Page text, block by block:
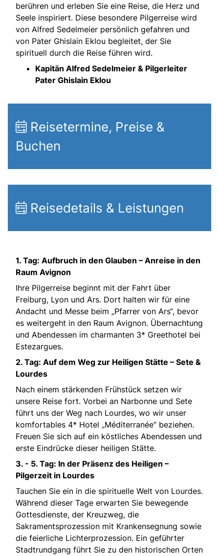
berühren und erleben Sie eine Reise, die Herz und
Seele inspiriert. Diese besondere Pilgerreise wird
von Alfred Sedelmeier persönlich gefahren und
von Pater Ghislain Eklou begleitet, der Sie
spirituell durch die Reise führen wird.
Kapitän Alfred Sedelmeier & Pilgerleiter
Pater Ghislain Eklou
Reisetermine, Preise &
Buchen
Reisedetails & Leistungen
1. Tag: Aufbruch in den Glauben – Anreise in den
Raum Avignon
Ihre Pilgerreise beginnt mit der Fahrt über
Freiburg, Lyon und Ars. Dort halten wir für eine
Andacht und Messe beim „Pfarrer von Ars“, bevor
es weitergeht in den Raum Avignon. Übernachtung
und Abendessen im charmanten 3* Greethotel bei
Estezargues.
2. Tag: Auf dem Weg zur Heiligen Stätte – Sete &
Lourdes
Nach einem stärkenden Frühstück setzen wir
unsere Reise fort. Vorbei an Narbonne und Sete
führt uns der Weg nach Lourdes, wo wir unser
komfortables 4* Hotel „Méditerranée“ beziehen.
Freuen Sie sich auf ein köstliches Abendessen und
erste Eindrücke dieser heiligen Stätte.
3. - 5. Tag: In der Präsenz des Heiligen –
Pilgerzeit in Lourdes
Tauchen Sie ein in die spirituelle Welt von Lourdes.
Während dieser Tage erwarten Sie bewegende
Gottesdienste, der Kreuzweg, die
Sakramentsprozession mit Krankensegnung sowie
die feierliche Lichterprozession. Ein geführter
Stadtrundgang führt Sie zu den historischen Orten